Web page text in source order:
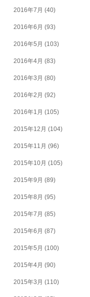
2016年7月 (40)
2016年6月 (93)
2016年5月 (103)
2016年4月 (83)
2016年3月 (80)
2016年2月 (92)
2016年1月 (105)
2015年12月 (104)
2015年11月 (96)
2015年10月 (105)
2015年9月 (89)
2015年8月 (95)
2015年7月 (85)
2015年6月 (87)
2015年5月 (100)
2015年4月 (90)
2015年3月 (110)